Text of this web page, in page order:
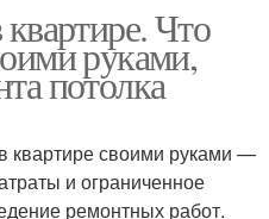
Что
руками,
потолка
квартире своими руками —
и ограниченное
ремонтных работ.